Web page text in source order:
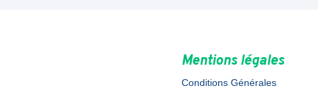
Mentions légales
Conditions Générales